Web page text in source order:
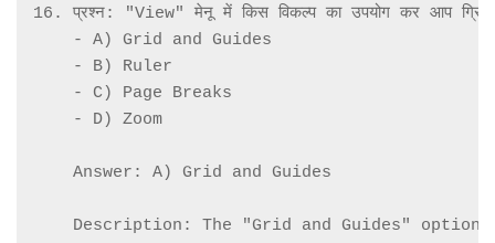
16. प्रश्न: "View" मेनू में किस विकल्प का उपयोग कर आप ग्रिड
    - A) Grid and Guides
    - B) Ruler
    - C) Page Breaks
    - D) Zoom
    Answer: A) Grid and Guides
Description: The "Grid and Guides" option